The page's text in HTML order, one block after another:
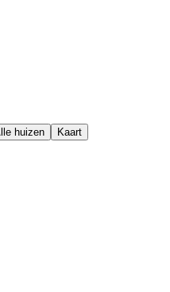
huizen Kaart